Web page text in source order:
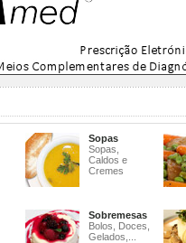
Sopas
Sopas,
Caldos e
Cremes
Sobremesas
Bolos, Doces,
Gelados,...